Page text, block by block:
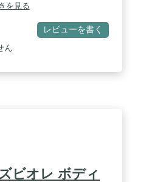
を見る
レビューを書く
ん
ビオレ ボディ